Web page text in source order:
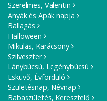
Szerelmes, Valentin
Anyák és Apák napja
Ballagás
Halloween
Mikulás, Karácsony
Szilveszter
Lánybúcsú, Legénybúcsú
Esküvő, Évforduló
Születésnap, Névnap
Babaszületés, Keresztelő